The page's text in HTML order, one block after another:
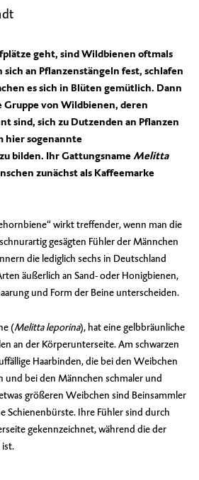
geht, sind Wildbienen oftmals
an Pflanzenstängeln fest, schlafen
es sich in Blüten gemütlich. Dann
Gruppe von Wildbienen, deren
sind, sich zu Dutzenden an Pflanzen
hier sogenannte
bilden. Ihr GattungsnameMelitta
zunächst als Kaffeemarke
wirkt treffender, wenn man die
gesägten Fühler der Männchen
die lediglich sechs in Deutschland
äußerlich an Sand- oder Honigbienen,
und Form der Beine unterscheiden.
(Melitta leporina), hat eine gelbbräunliche
an der Körperunterseite. Am schwarzen
Haarbinden, die bei den Weibchen
und bei den Männchen schmaler und
größeren Weibchen sind Beinsammler
Schienenbürste. Ihre Fühler sind durch
gekennzeichnet, während die der